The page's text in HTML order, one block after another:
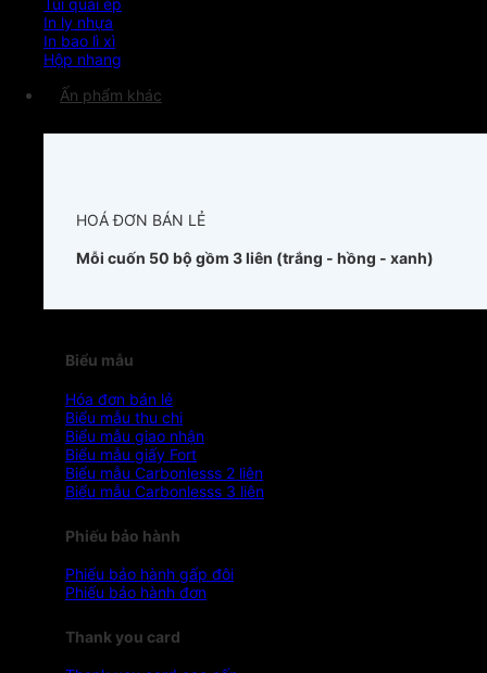
In ly nhựa
In bao lì xì
Hộp nhang
Ấn phẩm khác
HOÁ ĐƠN BÁN LẺ
Mỗi cuốn 50 bộ gồm 3 liên (trắng - hồng - xanh)
Biểu mẫu
Hóa đơn bán lẻ
Biểu mẫu thu chi
Biểu mẫu giao nhận
Biểu mẫu giấy Fort
Biểu mẫu Carbonlesss 2 liên
Biểu mẫu Carbonlesss 3 liên
Phiếu bảo hành
Phiếu bảo hành gấp đôi
Phiếu bảo hành đơn
Thank you card